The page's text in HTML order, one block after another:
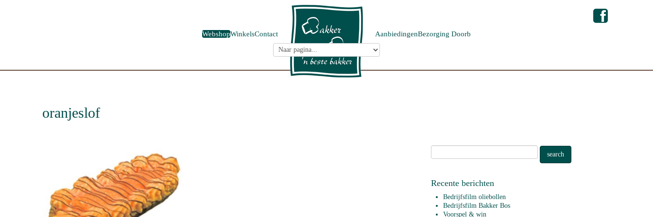
WebshopWinkelsContact AanbiedingenBezorging Doorb
oranjeslof
Recente berichten
Bedrijfsfilm oliebollen
Bedrijfsfilm Bakker Bos
Voorspel & win